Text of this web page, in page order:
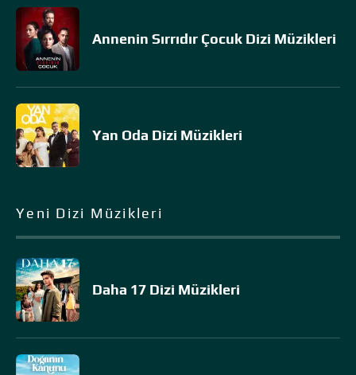
Annenin Sırrıdır Çocuk Dizi Müzikleri
Yan Oda Dizi Müzikleri
Yeni Dizi Müzikleri
Daha 17 Dizi Müzikleri